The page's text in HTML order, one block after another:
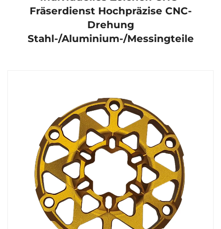
Fräserdienst Hochpräzise CNC-
Drehung
Stahl-/Aluminium-/Messingteile